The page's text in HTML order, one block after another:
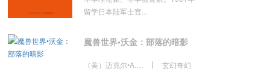
留学日本陆军士官...
魔兽世界•沃金：部落的暗影
玄幻奇幻